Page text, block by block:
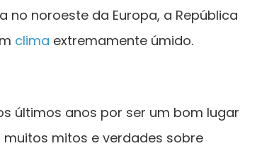
no noroeste da Europa, a República
clima extremamente úmido.
últimos anos por ser um bom lugar
muitos mitos e verdades sobre